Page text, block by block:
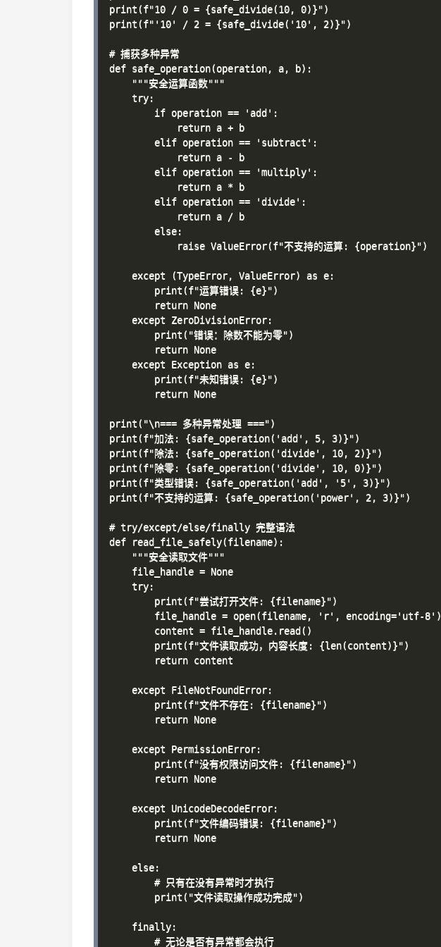
print(f"10 / 0 = {safe_divide(10, 0)}")
print(f"'10' / 2 = {safe_divide('10', 2)}")
# 捕获多种异常
def safe_operation(operation, a, b):
    """安全运算函数"""
    try:
        if operation == 'add':
            return a + b
        elif operation == 'subtract':
            return a - b
        elif operation == 'multiply':
            return a * b
        elif operation == 'divide':
            return a / b
        else:
            raise ValueError(f"不支持的运算: {operation}")
    except (TypeError, ValueError) as e:
        print(f"运算错误: {e}")
        return None
    except ZeroDivisionError:
        print("错误：除数不能为零")
        return None
    except Exception as e:
        print(f"未知错误: {e}")
        return None
print("\n=== 多种异常处理 ===")
print(f"加法: {safe_operation('add', 5, 3)}")
print(f"除法: {safe_operation('divide', 10, 2)}")
print(f"除零: {safe_operation('divide', 10, 0)}")
print(f"类型错误: {safe_operation('add', '5', 3)}")
print(f"不支持的运算: {safe_operation('power', 2, 3)}")
# try/except/else/finally 完整语法
def read_file_safely(filename):
    """安全读取文件"""
    file_handle = None
    try:
        print(f"尝试打开文件: {filename}")
        file_handle = open(filename, 'r', encoding='utf-8')
        content = file_handle.read()
        print(f"文件读取成功，内容长度: {len(content)}")
        return content
    except FileNotFoundError:
        print(f"文件不存在: {filename}")
        return None
    except PermissionError:
        print(f"没有权限访问文件: {filename}")
        return None
    except UnicodeDecodeError:
        print(f"文件编码错误: {filename}")
        return None
    else:
        # 只有在没有异常时才执行
        print("文件读取操作成功完成")
    finally:
        # 无论是否有异常都会执行